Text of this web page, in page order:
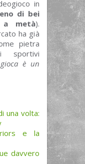
in
di bei
a metà).
ha già
pietra
sportivi
è un
una volta:
e la
davvero